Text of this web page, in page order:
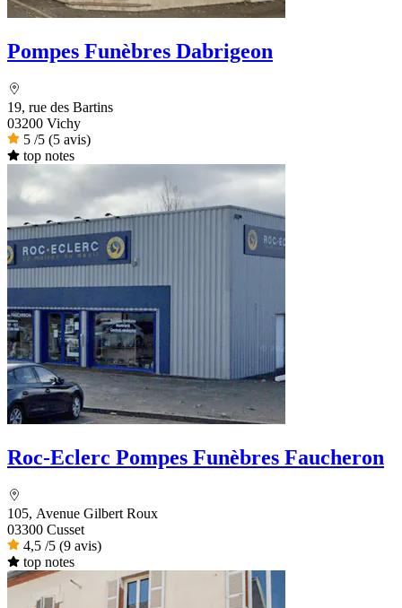
Pompes Funèbres Dabrigeon
19, rue des Bartins
03200 Vichy
5 /5 (5 avis)
top notes
Roc-Eclerc Pompes Funèbres Faucheron
105, Avenue Gilbert Roux
03300 Cusset
4,5 /5 (9 avis)
top notes